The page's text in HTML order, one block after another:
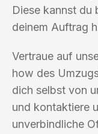
Diese kannst du
deinem Auftrag
Vertraue auf
how des
dich selbst von
und kontaktiere
unverbindliche